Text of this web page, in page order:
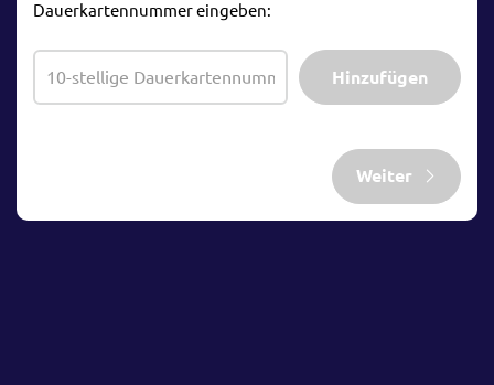
Dauerkartennummer eingeben:
Hinzufügen
Weiter